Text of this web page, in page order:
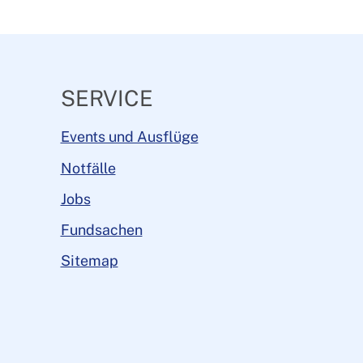
SERVICE
Events und Ausflüge
Notfälle
Jobs
Fundsachen
Sitemap